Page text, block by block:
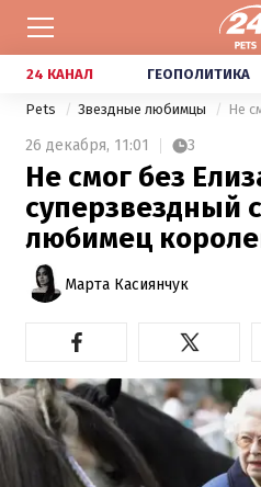
24 КАНАЛ ГЕОПОЛИТИКА
Pets Звездные любимцы
26 декабря, 11:01 3
Не смог без
суперзвездный
любимец
Марта Касиянчук